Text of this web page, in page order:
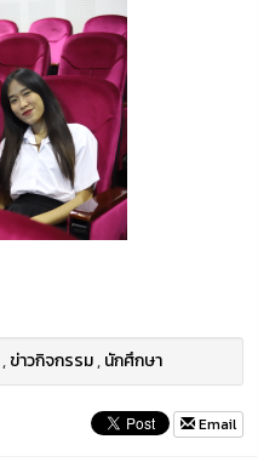
,ข่าวกิจกรรม,นักศึกษา
Email